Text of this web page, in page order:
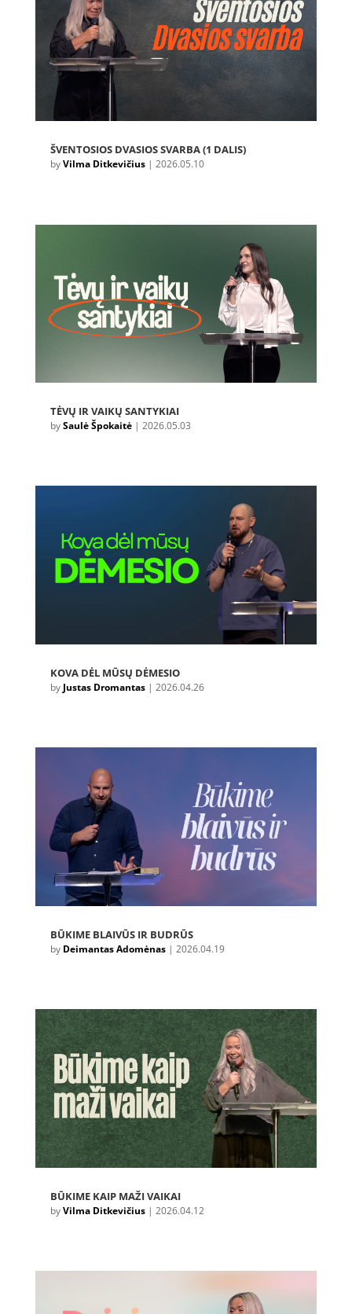
ŠVENTOSIOS DVASIOS SVARBA (1 DALIS)
byVilma Ditkevičius| 2026.05.10
TĖVŲ IR VAIKŲ SANTYKIAI
bySaulė Špokaitė| 2026.05.03
KOVA DĖL MŪSŲ DĖMESIO
by Justas Dromantas| 2026.04.26
BŪKIME BLAIVŪS IR BUDRŪS
by Deimantas Adomėnas| 2026.04.19
BŪKIME KAIP MAŽI VAIKAI
byVilma Ditkevičius| 2026.04.12